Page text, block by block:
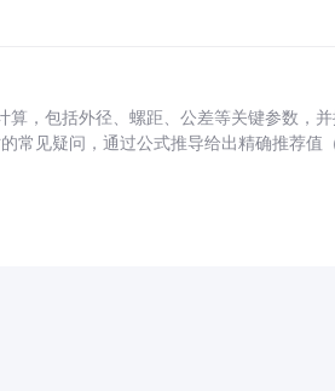
算，包括外径、螺距、公差等关键参数，
常见疑问，通过公式推导给出精确推荐值